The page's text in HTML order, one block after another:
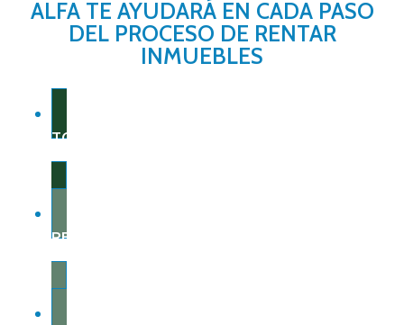
ALFA TE AYUDARÁ EN CADA PASO
DEL PROCESO DE RENTAR
INMUEBLES
TOTAL GARANTÍA
RED ALFA